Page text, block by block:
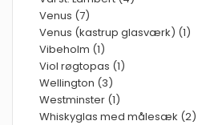
Venus (7)
Venus (kastrup glasværk) (1)
Vibeholm (1)
Viol røgtopas (1)
Wellington (3)
Westminster (1)
Whiskyglas med målesæk (2)